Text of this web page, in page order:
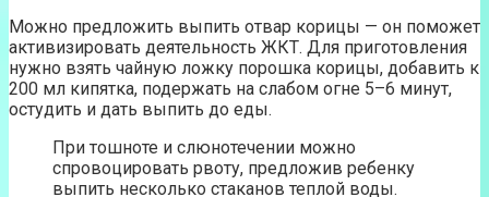
Можно предложить выпить отвар корицы — он поможет
активизировать деятельность ЖКТ. Для приготовления
нужно взять чайную ложку порошка корицы, добавить к
200 мл кипятка, подержать на слабом огне 5–6 минут,
остудить и дать выпить до еды.
При тошноте и слюнотечении можно
спровоцировать рвоту, предложив ребенку
выпить несколько стаканов теплой воды.